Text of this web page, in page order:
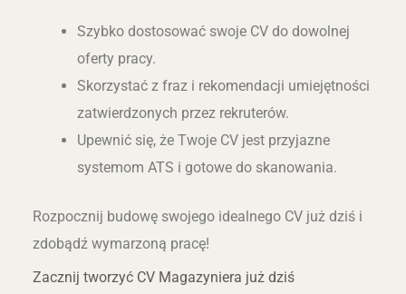
Szybko dostosować swoje CV do dowolnej
oferty pracy.
Skorzystać z fraz i rekomendacji umiejętności
zatwierdzonych przez rekruterów.
Upewnić się, że Twoje CV jest przyjazne
systemom ATS i gotowe do skanowania.
Rozpocznij budowę swojego idealnego CV już dziś i
zdobądź wymarzoną pracę!
Zacznij tworzyć CV Magazyniera już dziś